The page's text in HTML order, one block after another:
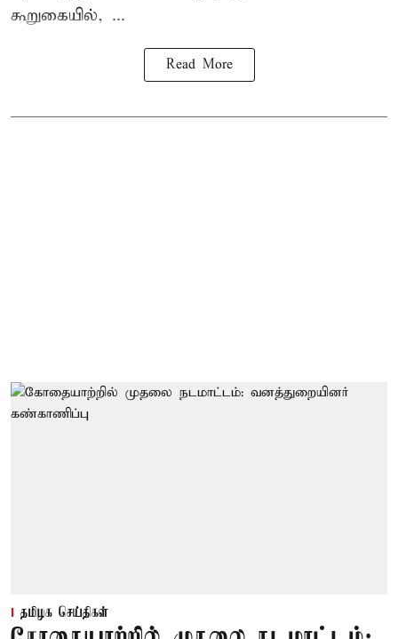
கூறுகையில், ...
Read More
தமிழக செய்திகள்